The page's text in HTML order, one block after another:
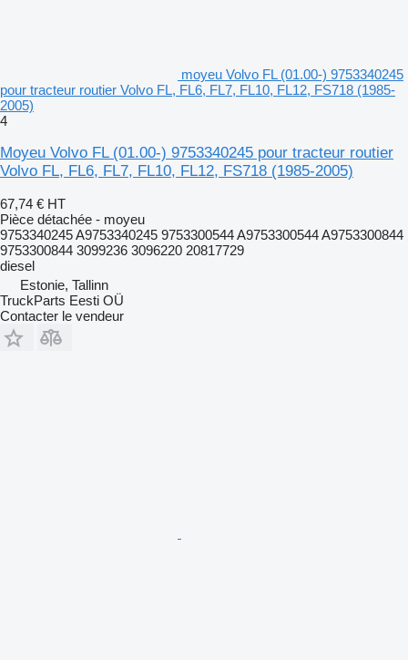
moyeu Volvo FL (01.00-) 9753340245
pour tracteur routier Volvo FL, FL6, FL7, FL10, FL12, FS718 (1985-
2005)
4
Moyeu Volvo FL (01.00-) 9753340245 pour tracteur routier
Volvo FL, FL6, FL7, FL10, FL12, FS718 (1985-2005)
67,74 € HT
Pièce détachée - moyeu
9753340245 A9753340245 9753300544 A9753300544 A9753300844
9753300844 3099236 3096220 20817729
diesel
Estonie, Tallinn
TruckParts Eesti OÜ
Contacter le vendeur